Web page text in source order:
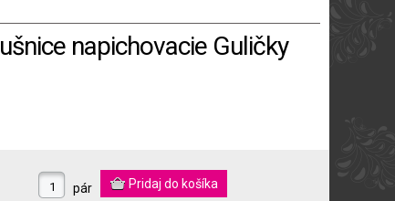
napichovacie Guličky
pár